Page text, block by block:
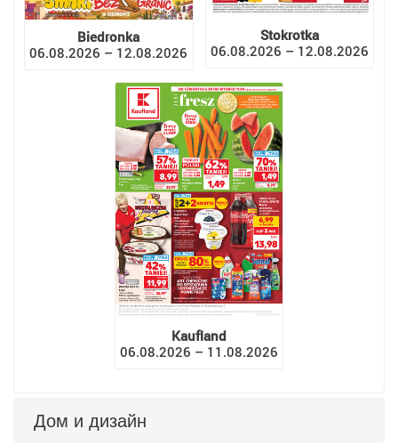
Biedronka
06.08.2026 – 12.08.2026
Stokrotka
06.08.2026 – 12.08.2026
Kaufland
06.08.2026 – 11.08.2026
Дом и дизайн